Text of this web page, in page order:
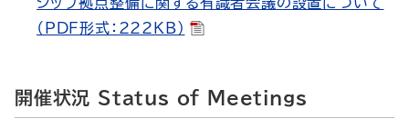
（PDF形式：222KB）
開催状況 Status of Meetings